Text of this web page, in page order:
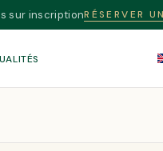
sur inscriptionRÉSERVER